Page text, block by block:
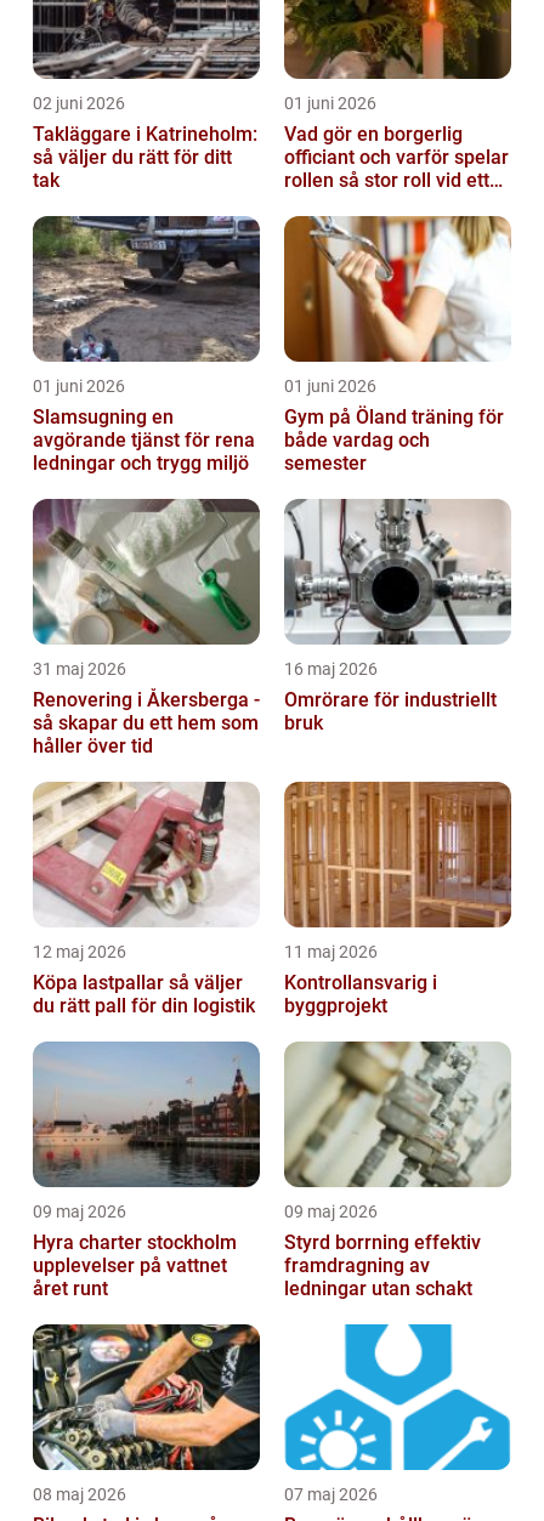
02 juni 2026
Takläggare i Katrineholm:
så väljer du rätt för ditt
tak
01 juni 2026
Vad gör en borgerlig
officiant och varför spelar
rollen så stor roll vid ett
01 juni 2026
Slamsugning en
avgörande tjänst för rena
ledningar och trygg miljö
01 juni 2026
Gym på Öland träning för
både vardag och
semester
31 maj 2026
Renovering i Åkersberga -
så skapar du ett hem som
håller över tid
16 maj 2026
Omrörare för industriellt
bruk
12 maj 2026
Köpa lastpallar så väljer
du rätt pall för din logistik
11 maj 2026
Kontrollansvarig i
byggprojekt
09 maj 2026
Hyra charter stockholm
upplevelser på vattnet
året runt
09 maj 2026
Styrd borrning effektiv
framdragning av
ledningar utan schakt
08 maj 2026 07 maj 2026